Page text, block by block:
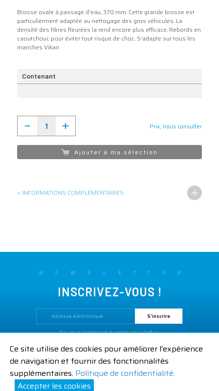
Brosse ovale à passage d'eau, 370 mm. Cette grande brosse est
particulièrment adaptée au nettoyage des gros véhicules. La
densité des fibres fleurées la rend encore plus efficace. Rebords en
caoutchouc pour éviter tout risque de choc. S'adapte sur tous les
manches Vikan
Contenant
Prix, nous consulter
Ajouter à ma sélection
> INFORMATIONS COMPLÉMENTAIRES
Ce site utilise des cookies pour améliorer l'expérience
de navigation et fournir des fonctionnalités
supplémentaires. Politique de confidentialité.
Accepter les cookies
NEWSLETTER
INSCRIVEZ-VOUS !
En vous inscrivant à notre newsletter,
Mentions légales |CGV|Contactez-nous